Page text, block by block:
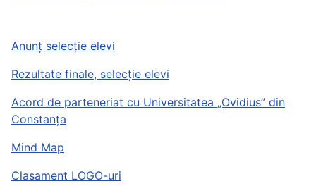
Anunț selecție elevi
Rezultate finale, selecție elevi
Acord de parteneriat cu Universitatea „Ovidius” din
Constanța
Mind Map
Clasament LOGO-uri